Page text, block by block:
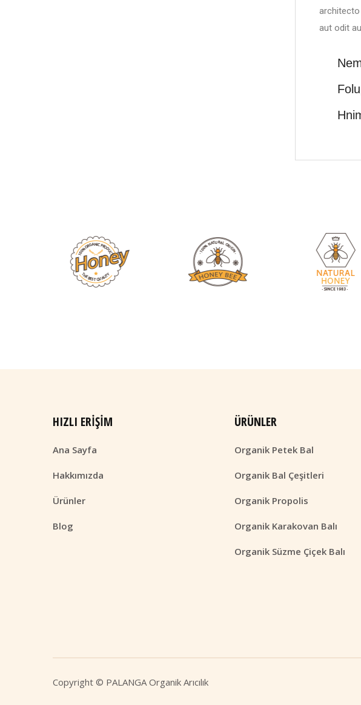
architecto
aut odit
HIZLI ERIŞIM
Ana Sayfa
Hakkımızda
Ürünler
Blog
ÜRÜNLER
Organik Petek Bal
Organik Bal Çeşitleri
Organik Propolis
Organik Karakovan Balı
Organik Süzme Çiçek Balı
Copyright © PALANGA Organik Arıcılık